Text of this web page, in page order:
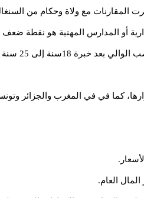
المقارنات مع ولاة وحكام من
أو المدارس المهنية هو نقطة
بينما يصل
كما في في المغرب والجزائر
العام.